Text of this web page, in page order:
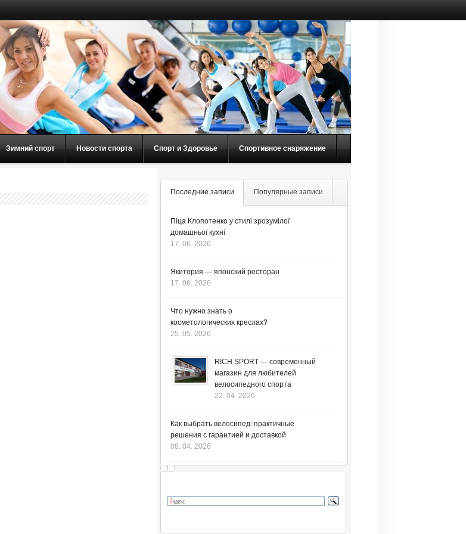
Зимний спорт Новости спорта Спорт и Здоровье Спортивное снаряжение
Последние записи Популярные записи
Піца Клопотенко у стилі зрозумілої
домашньої кухні
17. 06. 2026
Якитория — японский ресторан
17. 06. 2026
Что нужно знать о
косметологических креслах?
25. 05. 2026
RICH SPORT — современный
магазин для любителей
велосипедного спорта
22. 04. 2026
Как выбрать велосипед: практичные
решения с гарантией и доставкой
08. 04. 2026